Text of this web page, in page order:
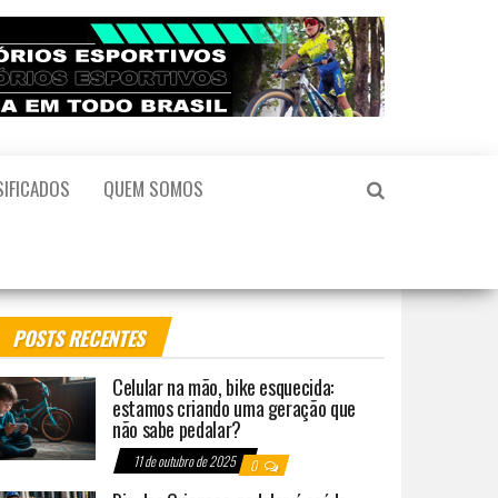
QUEM SOMOS
POSTS RECENTES
Celular na mão, bike esquecida:
estamos criando uma geração que
não sabe pedalar?
11 de outubro de 2025 0